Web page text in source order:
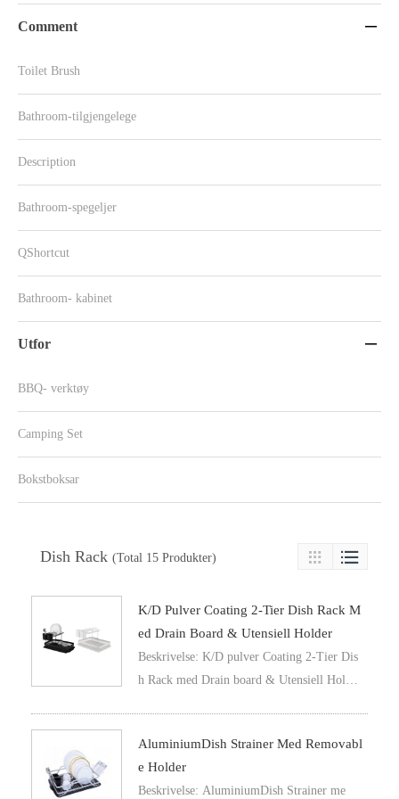
Comment 
Toilet Brush
Bathroom-tilgjengelege
Description
Bathroom-spegeljer
QShortcut
Bathroom- kabinet
Utfor 
BBQ- verktøy
Camping Set
Bokstboksar
Dish Rack (Total 15 Produkter)  
K/D Pulver Coating 2-Tier Dish Rack M
Ed Drain Board & Utensiell Holder
Beskrivelse: K/D pulver Coating 2-Tier Dis
h Rack med Drain board & Utensiell Holde
AluminiumDish Strainer Med Removabl
E Holder
Beskrivelse: AluminiumDish Strainer me